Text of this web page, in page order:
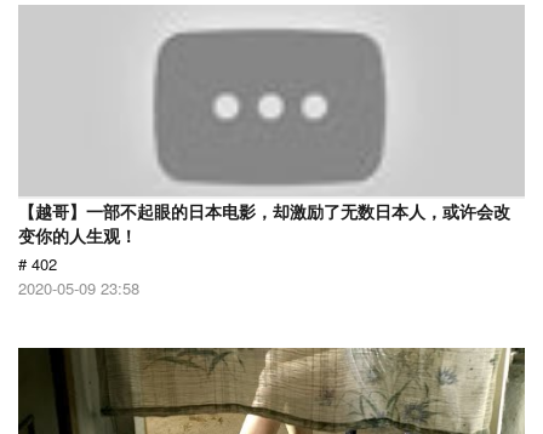
【越哥】一部不起眼的日本电影，却激励了无数日本人，或许会改
变你的人生观！
# 402
2020-05-09 23:58